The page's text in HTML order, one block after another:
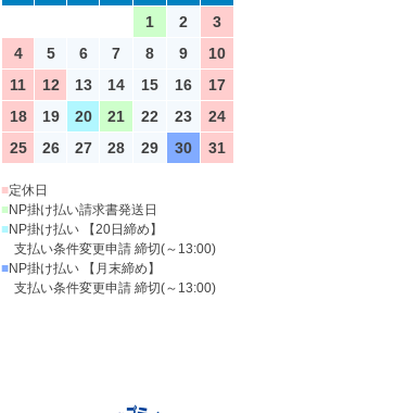
1
2
3
4
5 6 7 8 9
10
11
12 13 14 15 16
17
18
19 20 21 22 23
24
25
26 27 28 29 30 31
■定休日
■NP掛け払い請求書発送日
■NP掛け払い 【20日締め】
支払い条件変更申請 締切(～13:00)
■NP掛け払い 【月末締め】
支払い条件変更申請 締切(～13:00)